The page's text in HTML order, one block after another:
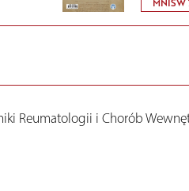
MNISW
Reumatologii i Chorób